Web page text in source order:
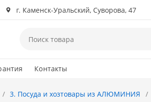
г. Каменск-Уральский, Суворова, 47
Контакты
3. Посуда и хозтовары из АЛЮМИНИЯ